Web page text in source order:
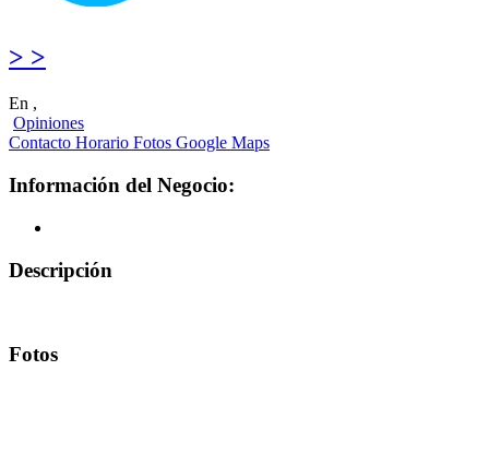
> >
En ,
Opiniones
Contacto Horario Fotos Google Maps
Información del Negocio:
Descripción
Fotos